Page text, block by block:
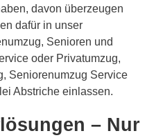
davon überzeugen
dafür in unser
Senioren und
oder Privatumzug,
Seniorenumzug Service
Abstriche einlassen.
– Nur